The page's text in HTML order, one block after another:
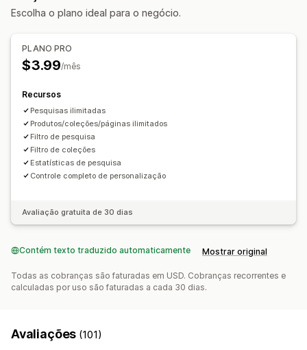
Responsividade para dispositivos móveis
CSS personalizado
Página de resultados de busca
Análises
Uso de filtros Insights de comportamento
Consultas de busca
Personalização
Cor e fonte
Selos e etiquetas
Responsividade para dispositivos móveis
Escolha o plano ideal para o negócio.
PLANO PRO
$3.99/mês
Recursos
Pesquisas ilimitadas
Produtos/coleções/páginas ilimitados
Filtro de pesquisa
Filtro de coleções
Estatísticas de pesquisa
Controle completo de personalização
Avaliação gratuita de 30 dias
Contém texto traduzido automaticamente Mostrar original
Todas as cobranças são faturadas em USD. Cobranças recorrentes e
calculadas por uso são faturadas a cada 30 dias.
Avaliações (101)